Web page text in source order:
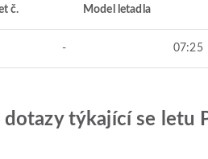
č. Model letadla
- 07:25
dotazy týkající se letu